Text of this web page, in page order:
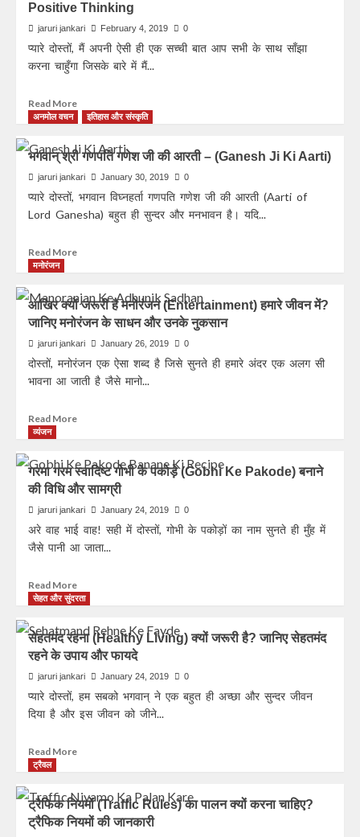
Positive Thinking
jaruri jankari February 4, 2019 0
प्यारे दोस्तों, मैं अपनी ऐसी ही एक सच्ची बात आप सभी के साथ साँझा
करना चाहुँगा जिसके बारे में मैं...
Read More
अनमोल वचन इतिहास और संस्कृति
भगवान् श्री गणपति गणेश जी की आरती – (Ganesh Ji Ki Aarti)
jaruri jankari January 30, 2019 0
प्यारे दोस्तों, भगवान विघ्नहर्ता गणपति गणेश जी की आरती (Aarti of
Lord Ganesha) बहुत ही सुन्दर और मनभावन है। यदि...
Read More
मनोरंजन
आखिर क्यों जरूरी है मनोरंजन (Entertainment) हमारे जीवन में?
जानिए मनोरंजन के साधन और उनके नुकसान
jaruri jankari January 26, 2019 0
दोस्तों, मनोरंजन एक ऐसा शब्द है जिसे सुनते ही हमारे अंदर एक अलग सी
भावना आ जाती है जैसे मानो...
Read More
व्यंजन
गरमा गरम स्वादिष्ट गोभी के पकोड़े (Gobhi Ke Pakode) बनाने
की विधि और सामग्री
jaruri jankari January 24, 2019 0
अरे वाह भाई वाह! सही में दोस्तों, गोभी के पकोड़ों का नाम सुनते ही मुँह में
जैसे पानी आ जाता...
Read More
सेहत और सुंदरता
सेहतमंद रहना (Healthy Living) क्यों जरूरी है? जानिए सेहतमंद
रहने के उपाय और फायदे
jaruri jankari January 24, 2019 0
प्यारे दोस्तों, हम सबको भगवान् ने एक बहुत ही अच्छा और सुन्दर जीवन
दिया है और इस जीवन को जीने...
Read More
ट्रैवल
ट्रैफिक नियमों (Traffic Rules) का पालन क्यों करना चाहिए?
ट्रैफिक नियमों की जानकारी